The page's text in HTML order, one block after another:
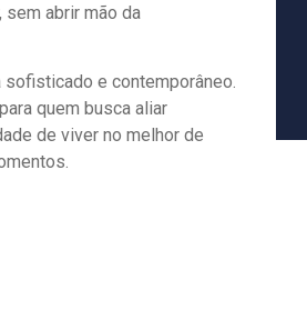
abrir mão da
e contemporâneo.
quem busca aliar
de viver no melhor de